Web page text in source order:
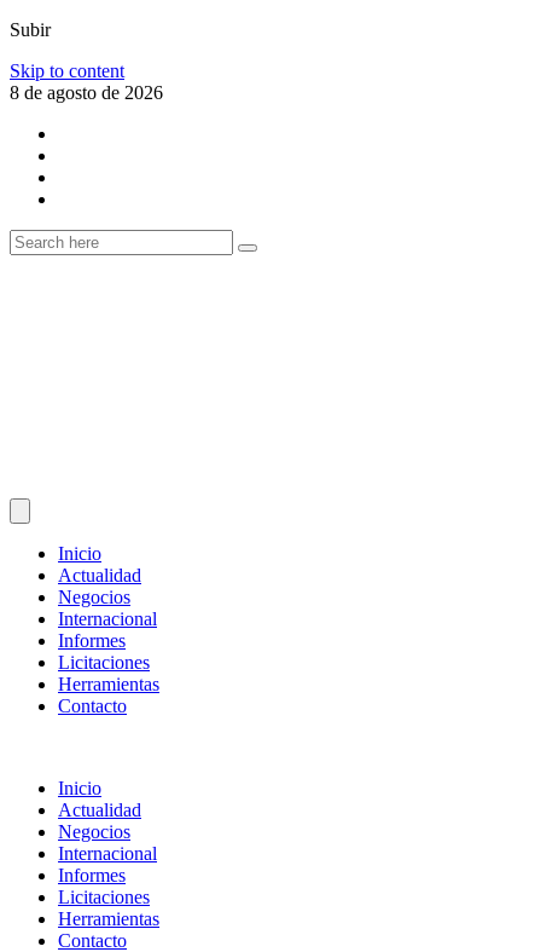
Subir
Skip to content
8 de agosto de 2026
Inicio
Actualidad
Negocios
Internacional
Informes
Licitaciones
Herramientas
Contacto
Inicio
Actualidad
Negocios
Internacional
Informes
Licitaciones
Herramientas
Contacto